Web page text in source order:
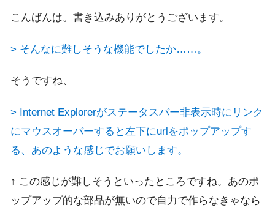
こんばんは。書き込みありがとうございます。
> そんなに難しそうな機能でしたか……。
そうですね、
> Internet Explorerがステータスバー非表示時にリンク
にマウスオーバーすると左下にurlをポップアップす
る、あのような感じでお願いします。
↑ この感じが難しそうといったところですね。あのポ
ップアップ的な部品が無いので自力で作らなきゃなら